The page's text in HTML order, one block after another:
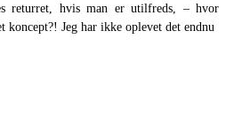
returret, hvis man er utilfreds, – hvor
koncept?! Jeg har ikke oplevet det endnu